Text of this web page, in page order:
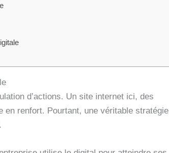
d’actions. Un site internet ici, des
en renfort. Pourtant, une véritable stratégie